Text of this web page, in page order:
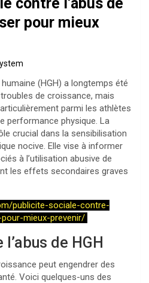
pour mieux
(HGH) a longtemps été
de croissance, mais
parmi les athlètes
performance physique. La
crucial dans la sensibilisation
nocive. Elle vise à informer
à l’utilisation abusive de
les effets secondaires graves
publicite-sociale-contre-
mieux-prevenir/
de HGH
peut engendrer des
Voici quelques-uns des